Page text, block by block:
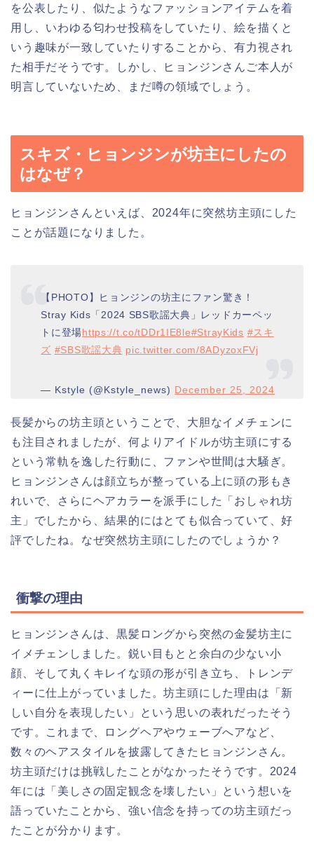
を公表したり、似たようなファッションアイテムを着
用し、いわゆる匂わせ投稿をしていたり、絵を描くと
いう趣味が一致していたりすることから、有力視され
た相手だそうです。しかし、ヒョンジンさんご本人が
明言していないため、まだ噂の領域でしょう。
スキズ・ヒョンジンが坊主にしたの
はなぜ？
ヒョンジンさんといえば、2024年に突然坊主頭にした
ことが話題になりました。
【PHOTO】ヒョンジンの坊主にファン驚き！
Stray Kids「2024 SBS歌謡大典」レッドカーペッ
トに登場https://t.co/tDDr1IE8le#StrayKids #スキ
ズ #SBS歌謡大典 pic.twitter.com/8ADyzoxFVj
— Kstyle (@Kstyle_news) December 25, 2024
長髪からの坊主頭ということで、大胆なイメチェンに
も注目されましたが、何よりアイドルが坊主頭にする
という常軌を逸した行動に、ファンや世間は大騒ぎ。
ヒョンジンさんは顔立ちが整っている上に頭の形もき
れいで、さらにヘアカラーを派手にした「おしゃれ坊
主」でしたから、結果的にはとても似合っていて、好
評でしたね。なぜ突然坊主頭にしたのでしょうか？
衝撃の理由
ヒョンジンさんは、黒髪ロングから突然の金髪坊主に
イメチェンしました。鋭い目もとと余白の少ない小
顔、そして丸くキレイな頭の形が引き立ち、トレンデ
ィーに仕上がっていました。坊主頭にした理由は「新
しい自分を表現したい」という思いの表れだったそう
です。これまで、ロングヘアやウェーブへアなど、
数々のヘアスタイルを披露してきたヒョンジンさん。
坊主頭だけは挑戦したことがなかったそうです。2024
年には「美しさの固定観念を壊したい」という想いを
語っていたことから、強い信念を持っての坊主頭だっ
たことが分かります。